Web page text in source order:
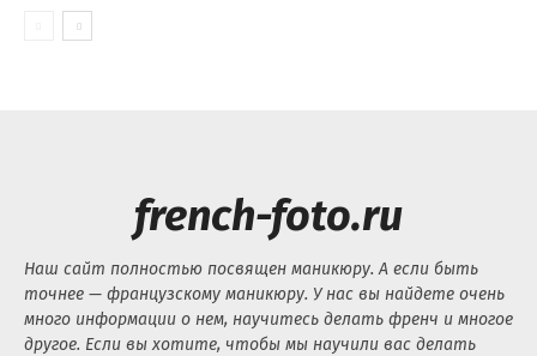
french-foto.ru
Наш сайт полностью посвящен маникюру. А если быть
точнее — французскому маникюру. У нас вы найдете очень
много информации о нем, научитесь делать френч и многое
другое. Если вы хотите, чтобы мы научили вас делать